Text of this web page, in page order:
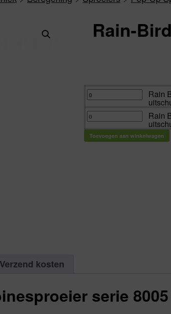
Rain-
Rain
Bird
pop-
turbinesproeier
type
8005
SS
rvs
pop-
Rain
Rain
Bird
pop-
up
turbinesproeier
type
Rain
Toevoegen aan winkelwagen
Verzend kosten
serie 8005